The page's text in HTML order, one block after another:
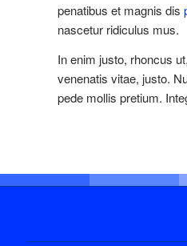
penatibus et magnis dis
nascetur ridiculus mus.
In enim justo, rhoncus
venenatis vitae, justo.
pede mollis pretium.